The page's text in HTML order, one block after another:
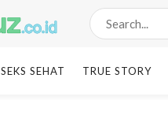
SEKS SEHAT TRUE STORY